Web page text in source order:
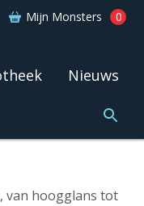
Mijn Monsters 0
Nieuws
van hoogglans tot